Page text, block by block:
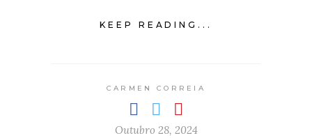
KEEP READING...
CARMEN CORREIA
Outubro 28, 2024